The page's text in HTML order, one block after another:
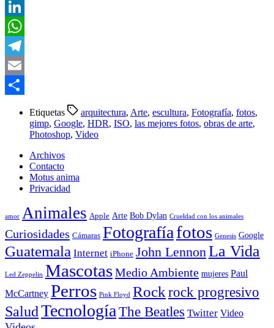
Twitter
LinkedIn
WhatsApp
Telegram
Email
Etiquetas arquitectura, Arte, escultura, Fotografía, fotos,
gimp, Google, HDR, ISO, las mejores fotos, obras de arte,
Photoshop, Video
Archivos
Contacto
Motus anima
Privacidad
amor Animales Apple Arte Bob Dylan Crueldad con los animales
Curiosidades Cámaras Fotografíafotos Genesis Google
Guatemala Internet iPhone John Lennon La Vida
Led Zeppelin MascotasMedio Ambiente mujeres Paul
McCartney Perros Pink Floyd Rock rock progresivo
SaludTecnología The Beatles Twitter Video